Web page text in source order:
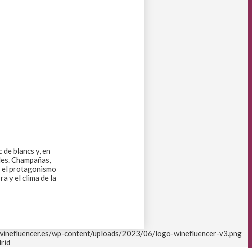
blancs y, en
Champañas,
el protagonismo
y el clima de la
wp-content/uploads/2023/06/logo-winefluencer-v3.png